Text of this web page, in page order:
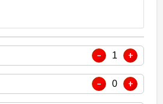
− 1 +
− 0 +